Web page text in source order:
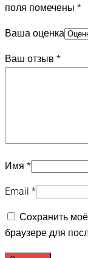
поля помечены *
Ваша оценка
Ваш отзыв *
Имя *
Email *
Сохранить
браузере для